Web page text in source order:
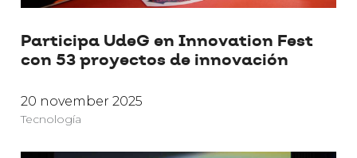
Participa UdeG en Innovation Fest
con 53 proyectos de innovación
20 november 2025
Tecnología